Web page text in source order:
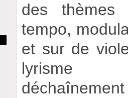
des thèmes
tempo,
et sur de
lyrisme